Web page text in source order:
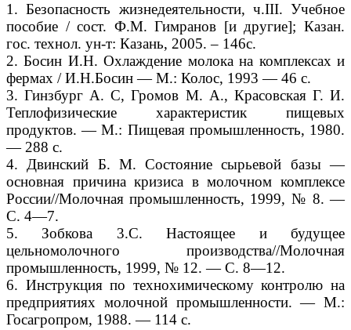
1. Безопасность жизнедеятельности, ч.III. Учебное
пособие / сост. Ф.М. Гимранов [и другие]; Казан.
гос. технол. ун-т: Казань, 2005. – 146с.
2. Босин И.Н. Охлаждение молока на комплексах и
фермах / И.Н.Босин — М.: Колос, 1993 — 46 с.
3. Гинзбург А. С, Громов М. А., Красовская Г. И.
Теплофизические характеристик пищевых
продуктов. — М.: Пищевая промышленность, 1980.
— 288 с.
4. Двинский Б. М. Состояние сырьевой базы —
основная причина кризиса в молочном комплексе
России//Молочная промышленность, 1999, № 8. —
С. 4—7.
5. Зобкова 3.С. Настоящее и будущее
цельномолочного производства//Молочная
промышленность, 1999, № 12. — С. 8—12.
6. Инструкция по технохимическому контролю на
предприятиях молочной промышленности. — М.:
Госагропром, 1988. — 114 с.